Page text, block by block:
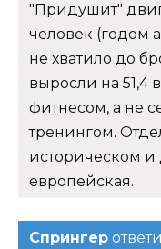
"Придушит"
человек (годом
не хватило до
выросли на 51,4
фитнесом, а не
тренингом.
историческом и
европейская.
Спрингер